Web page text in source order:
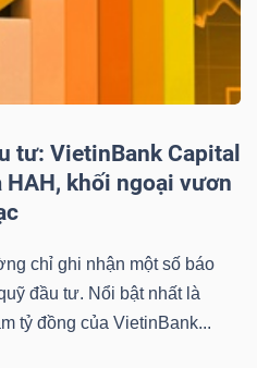
tư: VietinBank Capital
HAH, khối ngoại vươn
chỉ ghi nhận một số báo
đầu tư. Nổi bật nhất là
tỷ đồng của VietinBank...